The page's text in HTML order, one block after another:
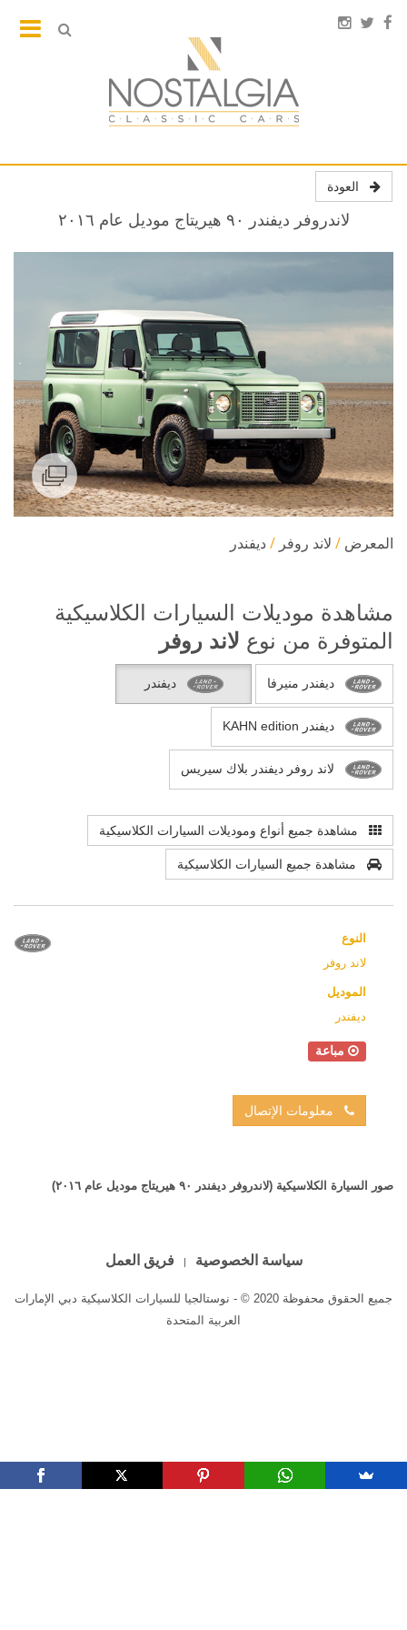
لاندروفر ديفندر ٩٠ هيريتاج موديل عام ٢٠١٦
العودة
المعرض لاند روفر ديفندر
مشاهدة موديلات السيارات الكلاسيكية
المتوفرة من نوع لاند روفر
ديفندر منيرفا ديفندر
ديفندر KAHN edition
لاند روفر ديفندر بلاك سيريس
مشاهدة جميع أنواع وموديلات السيارات الكلاسيكية
مشاهدة جميع السيارات الكلاسيكية
النوع
لاند روفر
الموديل
ديفندر
مباعة
معلومات الإتصال
صور السيارة الكلاسيكية (لاندروفر ديفندر ٩٠ هيريتاج موديل عام ٢٠١٦)
سياسة الخصوصية فريق العمل
جميع الحقوق محفوظة 2020 © - نوستالجيا للسيارات الكلاسيكية دبي الإمارات
العربية المتحدة